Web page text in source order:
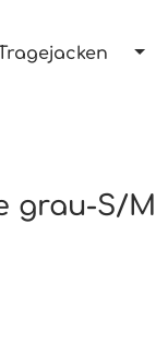
grau-S/M